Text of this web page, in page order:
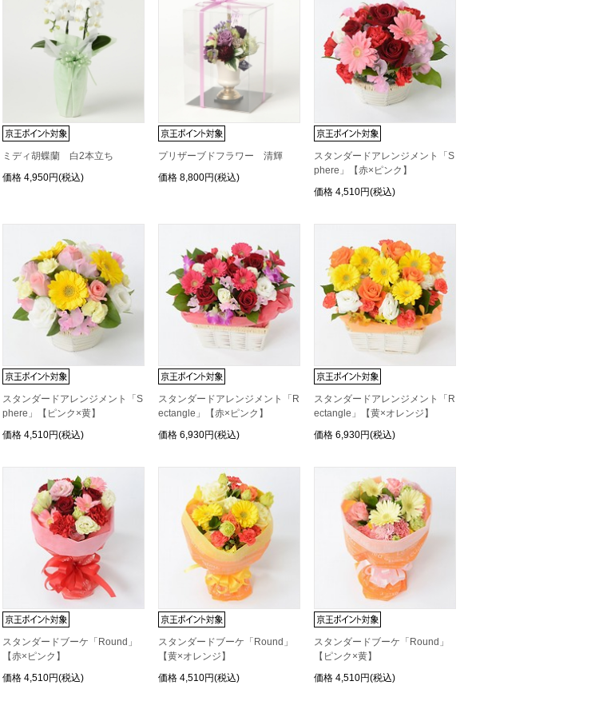
ミディ胡蝶蘭 白2本立ち
価格 4,950円(税込)
プリザーブドフラワー 清輝
価格 8,800円(税込)
スタンダードアレンジメント「S
phere」【赤×ピンク】
価格 4,510円(税込)
スタンダードアレンジメント「S
phere」【ピンク×黄】
価格 4,510円(税込)
スタンダードアレンジメント「R
ectangle」【赤×ピンク】
価格 6,930円(税込)
スタンダードアレンジメント「R
ectangle」【黄×オレンジ】
価格 6,930円(税込)
スタンダードブーケ「Round」
【赤×ピンク】
価格 4,510円(税込)
スタンダードブーケ「Round」
【黄×オレンジ】
価格 4,510円(税込)
スタンダードブーケ「Round」
【ピンク×黄】
価格 4,510円(税込)